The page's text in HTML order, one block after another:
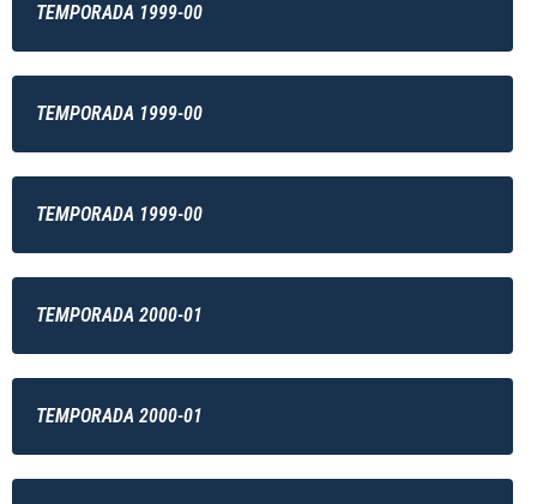
TEMPORADA 1999-00
TEMPORADA 1999-00
TEMPORADA 1999-00
TEMPORADA 2000-01
TEMPORADA 2000-01